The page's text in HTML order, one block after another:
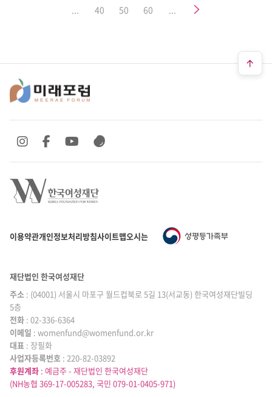
...
40 50 60 ... 다음
이용약관개인정보처리방침사이트맵오시는 길
SNS 바로가기
SNS 바로가기SNS 바로가기
SNS 바로가기
재단법인 한국여성재단
주소 : (04001) 서울시 마포구 월드컵북로 5길 13(서교동) 한국여성재단빌딩
5층
전화 : 02-336-6364
|
이메일 : womenfund@womenfund.or.kr
|
대표 : 장필화
|
사업자등록번호 : 220-82-03892
후원계좌 : 예금주 - 재단법인 한국여성재단
(NH농협 369-17-005283, 국민 079-01-0405-971)